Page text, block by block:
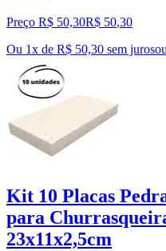
Preço R$ 50,30R$ 50,30
Ou 1x de R$ 50,30 sem jurosou
Kit 10 Placas
para
23x11x2,5cm